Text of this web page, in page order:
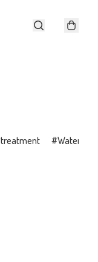
treatment